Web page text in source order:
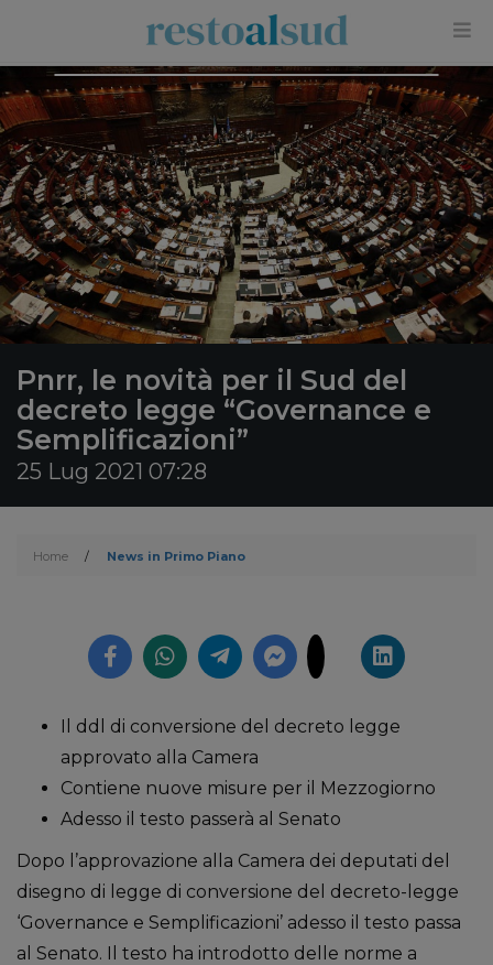
Pnrr, le novità per il Sud del
decreto legge “Governance e
Semplificazioni”
25 Lug 2021 07:28
Home / News in Primo Piano
Il ddl di conversione del decreto legge
approvato alla Camera
Contiene nuove misure per il Mezzogiorno
Adesso il testo passerà al Senato
Dopo l’approvazione alla Camera dei deputati del
disegno di legge di conversione del decreto-legge
‘Governance e Semplificazioni’ adesso il testo passa
al Senato. Il testo ha introdotto delle norme a
×